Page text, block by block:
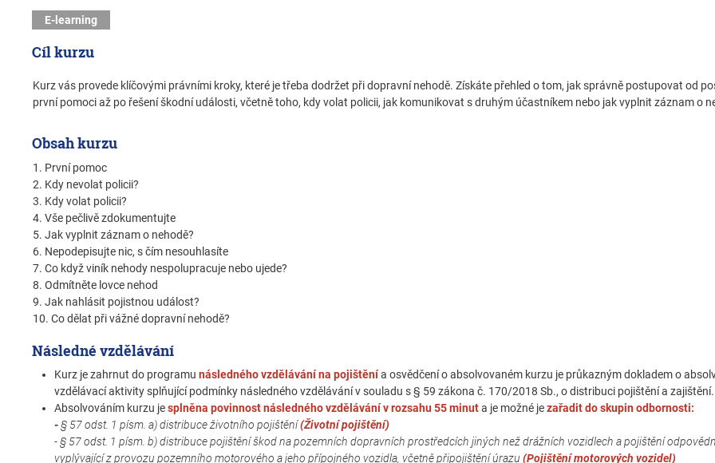
E-learning
Cíl kurzu
Kurz vás provede klíčovými právními kroky, které je třeba dodržet při dopravní nehodě. Získáte přehled o tom, jak správně postupovat od
první pomoci až po řešení škodní události, včetně toho, kdy volat policii, jak komunikovat s druhým účastníkem nebo jak vyplnit záznam o
Obsah kurzu
1. První pomoc
2. Kdy nevolat policii?
3. Kdy volat policii?
4. Vše pečlivě zdokumentujte
5. Jak vyplnit záznam o nehodě?
6. Nepodepisujte nic, s čím nesouhlasíte
7. Co když viník nehody nespolupracuje nebo ujede?
8. Odmítněte lovce nehod
9. Jak nahlásit pojistnou událost?
10. Co dělat při vážné dopravní nehodě?
Následné vzdělávání
Kurz je zahrnut do programu následného vzdělávání na pojištěnía osvědčení o absolvovaném kurzu je průkazným dokladem o
vzdělávací aktivity splňující podmínky následného vzdělávání v souladu s § 59 zákona č. 170/2018 Sb., o distribuci pojištění a zajištění.
Absolvováním kurzu jesplněna povinnost následného vzdělávání v rozsahu 55 minuta je možné jezařadit do skupin odbornosti:
-§ 57 odst. 1 písm. a) distribuce životního pojištění(Životní pojištění)
- § 57 odst. 1 písm. b) distribuce pojištění škod na pozemních dopravních prostředcích jiných než drážních vozidlech a pojištění
vyplývající z provozu pozemního motorového a jeho přípojného vozidla, včetně připojištění úrazu (Pojištění motorových vozidel)